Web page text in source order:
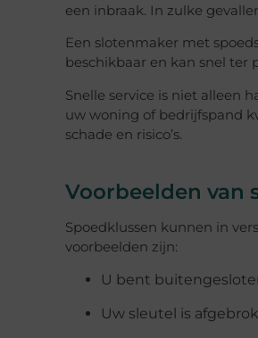
een inbraak. In zulke
Een slotenmaker met
beschikbaar en kan snel ter
Snelle service is niet alleen
uw woning of bedrijfspand
schade en risico’s.
Voorbeelden van
Spoedklussen kunnen in
voorbeelden zijn:
U bent
Uw sleutel is